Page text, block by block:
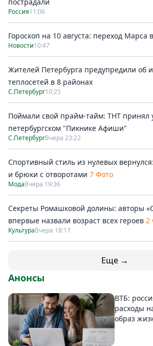
Россия11:06
Гороскоп на 10 августа: переход Марса
Новости10:47
Жителей Петербурга предупредили об
теплосетей в 8 районах
С.Петербург10:25
Поймали свой прайм-тайм: ТНТ принял
петербургском "Пикнике Афиши"
С.ПетербургВчера 23:22
Спортивный стиль из нулевых
и брюки с отворотами 7 Фото
МодаВчера 19:36
Секреты Ромашковой долины: авторы
впервые назвали возраст всех героев 2
КультураВчера 18:17
Еще →
Анонсы
ВТБ:
расходы
образ